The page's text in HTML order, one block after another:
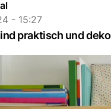
- 15:27
praktisch und